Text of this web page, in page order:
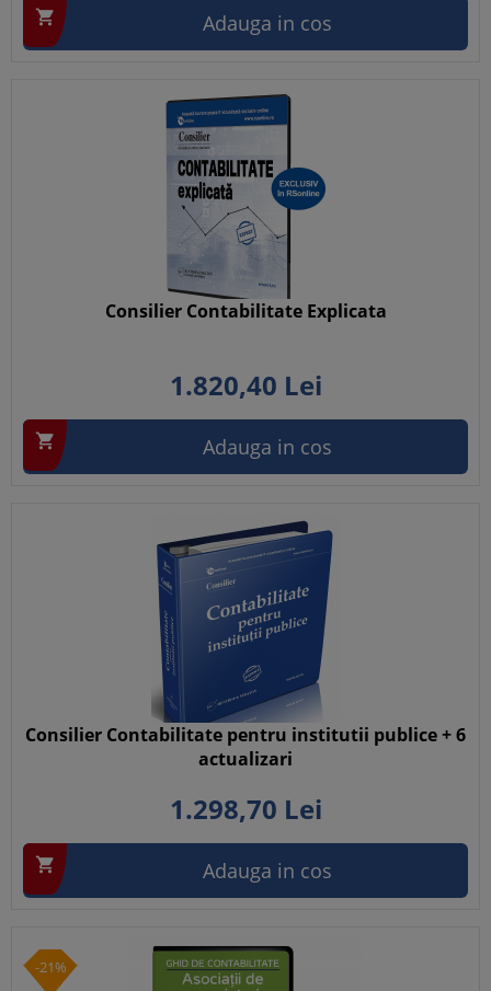
 Adauga in cos
Consilier Contabilitate Explicata
1.820,40 Lei
 Adauga in cos
Consilier Contabilitate pentru institutii publice + 6
actualizari
1.298,70 Lei
 Adauga in cos
-21%